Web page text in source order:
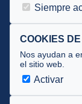
Documentos
Cursos
Circulares oficiales
Convocatorias y
Siempre
COOKIES
Nos ayudan a
el sitio web.
Activar